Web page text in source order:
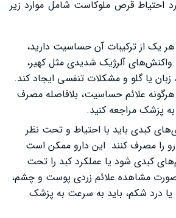
احتیاط قرص ملوکاست شامل موارد زیر
هر یک از ترکیبات آن حساسیت دارید،
آلرژیک شدیدی مثل کهیر،
یا گلو و مشکلات تنفسی ایجاد کند.
علائم حساسیت، بلافاصله مصرف
به پزشک مراجعه کنید.
کبدی باید با احتیاط و تحت نظر
را مصرف کنند. این دارو ممکن است
کبدی شود یا عملکرد کبد را تحت
صورت مشاهده علائم زردی پوست و چشم،
درد شکم، باید به سرعت به پزشک